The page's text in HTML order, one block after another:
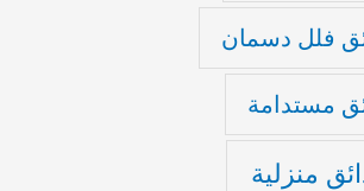
فلل دسمان
مستدامة
منزلية